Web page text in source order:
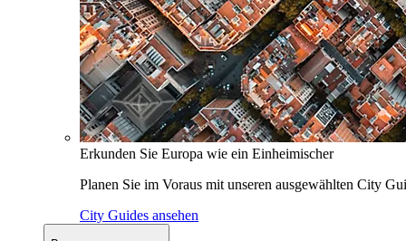
Erkunden Sie Europa wie ein Einheimischer
Planen Sie im Voraus mit unseren ausgewählten City
City Guides ansehen